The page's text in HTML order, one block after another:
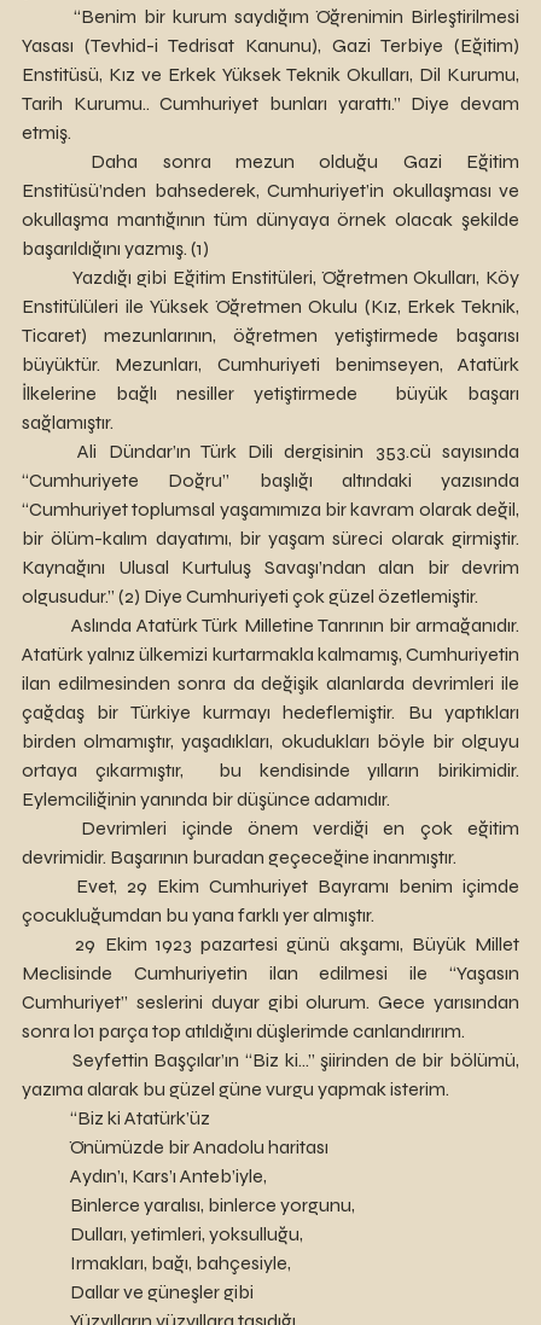
Yasası (Tevhid-i Tedrisat Kanunu), Gazi Terbiye (Eğitim)
Enstitüsü, Kız ve Erkek Yüksek Teknik Okulları, Dil Kurumu,
Tarih Kurumu.. Cumhuriyet bunları yarattı.” Diye devam
etmiş.
Enstitüsü’nden bahsederek, Cumhuriyet’in okullaşması ve
okullaşma mantığının tüm dünyaya örnek olacak şekilde
başarıldığını yazmış. (1)
Enstitülüleri ile Yüksek Öğretmen Okulu (Kız, Erkek Teknik,
Ticaret) mezunlarının, öğretmen yetiştirmede başarısı
büyüktür. Mezunları, Cumhuriyeti benimseyen, Atatürk
İlkelerine bağlı nesiller yetiştirmede  büyük başarı
sağlamıştır.
	Ali Dündar’ın Türk Dili dergisinin 353.cü sayısında
“Cumhuriyete Doğru” başlığı altındaki yazısında
“Cumhuriyet toplumsal yaşamımıza bir kavram olarak değil,
bir ölüm-kalım dayatımı, bir yaşam süreci olarak girmiştir.
Kaynağını Ulusal Kurtuluş Savaşı’ndan alan bir devrim
olgusudur.” (2) Diye Cumhuriyeti çok güzel özetlemiştir.
	Aslında Atatürk Türk Milletine Tanrının bir armağanıdır.
Atatürk yalnız ülkemizi kurtarmakla kalmamış, Cumhuriyetin
ilan edilmesinden sonra da değişik alanlarda devrimleri ile
çağdaş bir Türkiye kurmayı hedeflemiştir. Bu yaptıkları
birden olmamıştır, yaşadıkları, okudukları böyle bir olguyu
ortaya çıkarmıştır,  bu kendisinde yılların birikimidir.
Eylemciliğinin yanında bir düşünce adamıdır.
devrimidir. Başarının buradan geçeceğine inanmıştır.
çocukluğumdan bu yana farklı yer almıştır.
Meclisinde Cumhuriyetin ilan edilmesi ile “Yaşasın
Cumhuriyet” seslerini duyar gibi olurum. Gece yarısından
sonra l01 parça top atıldığını düşlerimde canlandırırım.
yazıma alarak bu güzel güne vurgu yapmak isterim.
“Biz ki Atatürk’üz
Önümüzde bir Anadolu haritası
Aydın’ı, Kars’ı Anteb’iyle,
Binlerce yaralısı, binlerce yorgunu,
Dulları, yetimleri, yoksulluğu,
Irmakları, bağı, bahçesiyle,
Dallar ve güneşler gibi